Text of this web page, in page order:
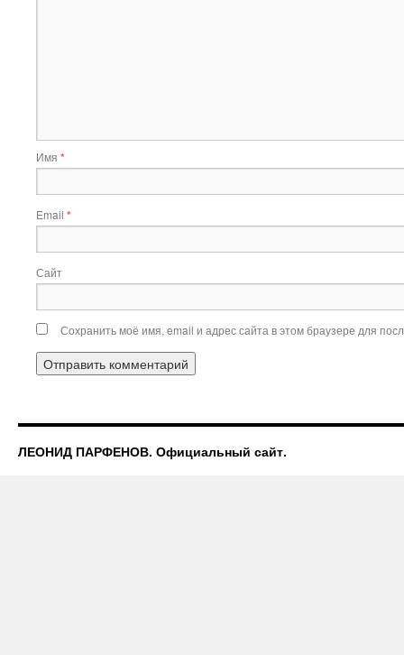
Имя *
Email *
Сайт
Сохранить моё имя, email и адрес сайта в этом браузере для
ЛЕОНИД ПАРФЕНОВ. Официальный сайт.